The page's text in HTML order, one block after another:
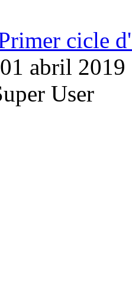
cicle
01 abril 2019
User